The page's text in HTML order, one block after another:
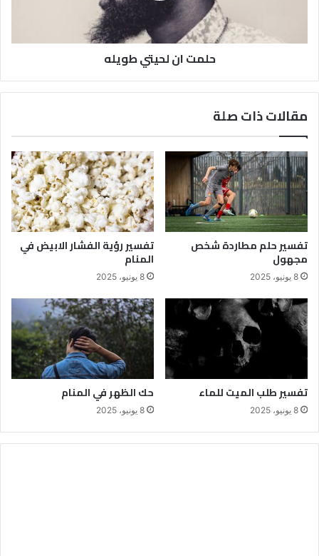
حلمت ان لحيتي طويله
مقالات ذات صلة
تفسير حلم مطاردة شخص
مجهول
8 يونيو، 2025
تفسير رؤية الفشار الابيض في
المنام
8 يونيو، 2025
تفسير طلب الميت للماء
8 يونيو، 2025
حك الظهر في المنام
8 يونيو، 2025